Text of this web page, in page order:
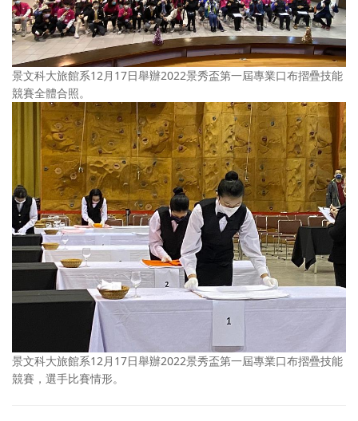
景文科大旅館系12月17日舉辦2022景秀盃第一屆專業口布摺疊技能
競賽全體合照。
景文科大旅館系12月17日舉辦2022景秀盃第一屆專業口布摺疊技能
競賽，選手比賽情形。